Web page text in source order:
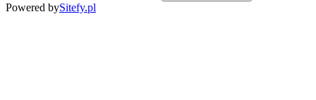
Powered bySitefy.pl